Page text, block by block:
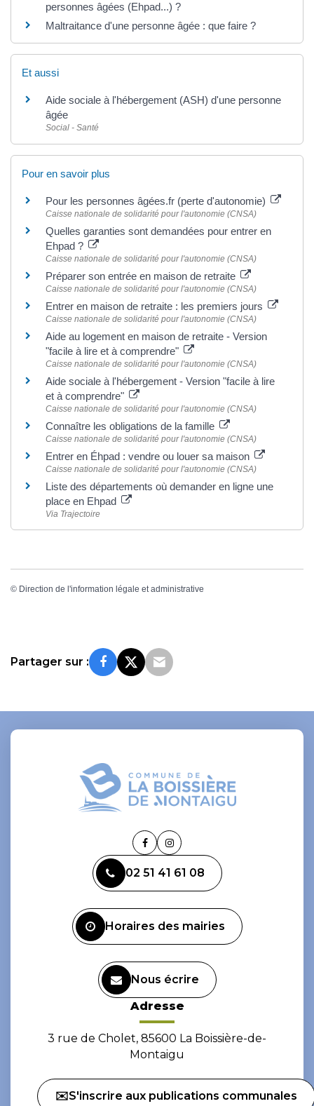
personnes âgées (Ehpad...) ?
Maltraitance d'une personne âgée : que faire ?
Et aussi
Aide sociale à l'hébergement (ASH) d'une personne
âgée
Social - Santé
Pour en savoir plus
Pour les personnes âgées.fr (perte d'autonomie)
Caisse nationale de solidarité pour l'autonomie (CNSA)
Quelles garanties sont demandées pour entrer en
Ehpad ?
Caisse nationale de solidarité pour l'autonomie (CNSA)
Préparer son entrée en maison de retraite
Caisse nationale de solidarité pour l'autonomie (CNSA)
Entrer en maison de retraite : les premiers jours
Caisse nationale de solidarité pour l'autonomie (CNSA)
Aide au logement en maison de retraite - Version
"facile à lire et à comprendre"
Caisse nationale de solidarité pour l'autonomie (CNSA)
Aide sociale à l'hébergement - Version "facile à lire
et à comprendre"
Caisse nationale de solidarité pour l'autonomie (CNSA)
Connaître les obligations de la famille
Caisse nationale de solidarité pour l'autonomie (CNSA)
Entrer en Éhpad : vendre ou louer sa maison
Caisse nationale de solidarité pour l'autonomie (CNSA)
Liste des départements où demander en ligne une
place en Ehpad
Via Trajectoire
© Direction de l'information légale et administrative
Partager sur :
Lien
le
compte
Lien
le
compte
02 51 41 61 08
Horaires des mairies
Nous écrire
Adresse
3 rue de Cholet, 85600 La Boissière-de-
Montaigu
✉️S'inscrire aux publications communales